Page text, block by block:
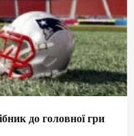
до головної гри